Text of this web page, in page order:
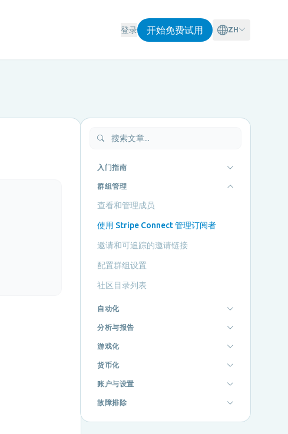
登录 开始免费试用 ZH
入门指南
群组管理
查看和管理成员
使用 Stripe Connect 管理订阅者
邀请和可追踪的邀请链接
配置群组设置
社区目录列表
自动化
分析与报告
游戏化
货币化
账户与设置
故障排除